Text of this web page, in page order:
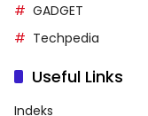
GADGET
Techpedia
Useful Links
Indeks